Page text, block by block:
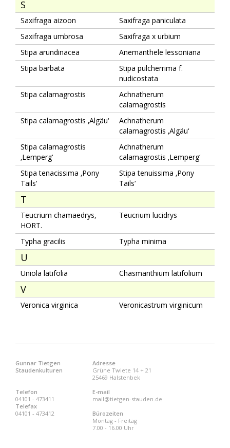
S
Saxifraga aizoon
Saxifraga paniculata
Saxifraga umbrosa
Saxifraga x urbium
Stipa arundinacea
Anemanthele lessoniana
Stipa barbata
Stipa pulcherrima f.
nudicostata
Stipa calamagrostis
Achnatherum
calamagrostis
Stipa calamagrostis ‚Algäu‘
Achnatherum
calamagrostis ‚Algäu‘
Stipa calamagrostis
‚Lemperg‘
Achnatherum
calamagrostis ‚Lemperg‘
Stipa tenacissima ‚Pony
Tails‘
Stipa tenuissima ‚Pony
Tails‘
T
Teucrium chamaedrys,
HORT.
Teucrium lucidrys
Typha gracilis Typha minima
U
Uniola latifolia Chasmanthium latifolium
V
Veronica virginica Veronicastrum virginicum
Gunnar Tietgen
Staudenkulturen
Adresse
Grüne Twiete 14 + 21
25469 Halstenbek
Telefon
04101 - 473411
Telefax
04101 - 473412
E-mail
mail@tietgen-stauden.de
Bürozeiten
Montag - Freitag
7.00 - 16.00 Uhr